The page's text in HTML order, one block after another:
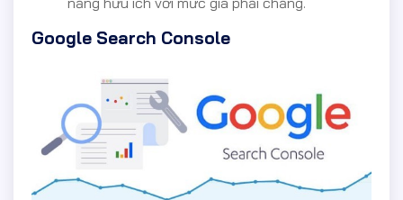
Google Search Console